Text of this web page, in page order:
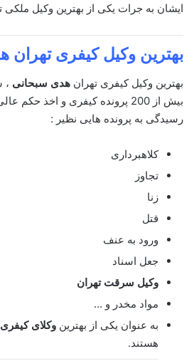
ایشان به جرات یکی از بهترین وکیل ملکی
بهترین وکیل کیفری تهران
بهترین وکیل کیفری تهران هدی سبحانی ،
بیش از 200 پرونده کیفری و اخذ
رسیدگی به پرونده هایی نظیر :
کلاهبرداری
تجاوز
زنا
قتل
ورود به عنف
جعل اسناد
وکیل سرقت تهران
مواد مخدر و …
به عنوان یکی از بهترین وکلای
هستند.